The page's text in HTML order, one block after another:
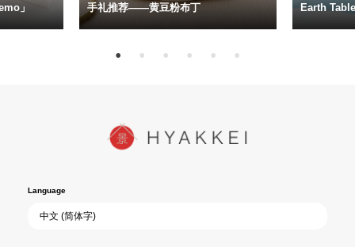
」
手礼推荐——黄豆粉布丁
Earth
Language